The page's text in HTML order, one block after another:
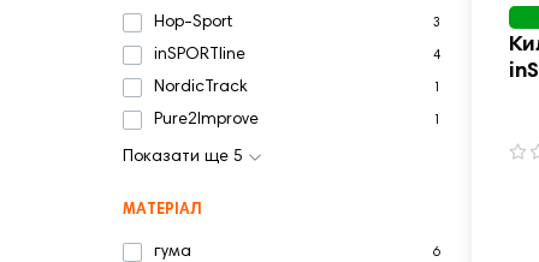
Hop-Sport 3
inSPORTline 4
NordicTrack
Pure2Improve
Показати ще 5
МАТЕРІАЛ
гума 6